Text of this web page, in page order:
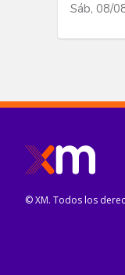
Sáb, 08/
© XM. Todos los